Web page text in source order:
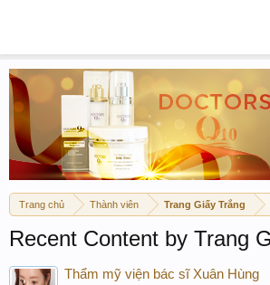
Trang chủ Thành viên Trang Giấy Trắng
Recent Content by Trang
Thẩm mỹ viện bác sĩ Xuân Hùng